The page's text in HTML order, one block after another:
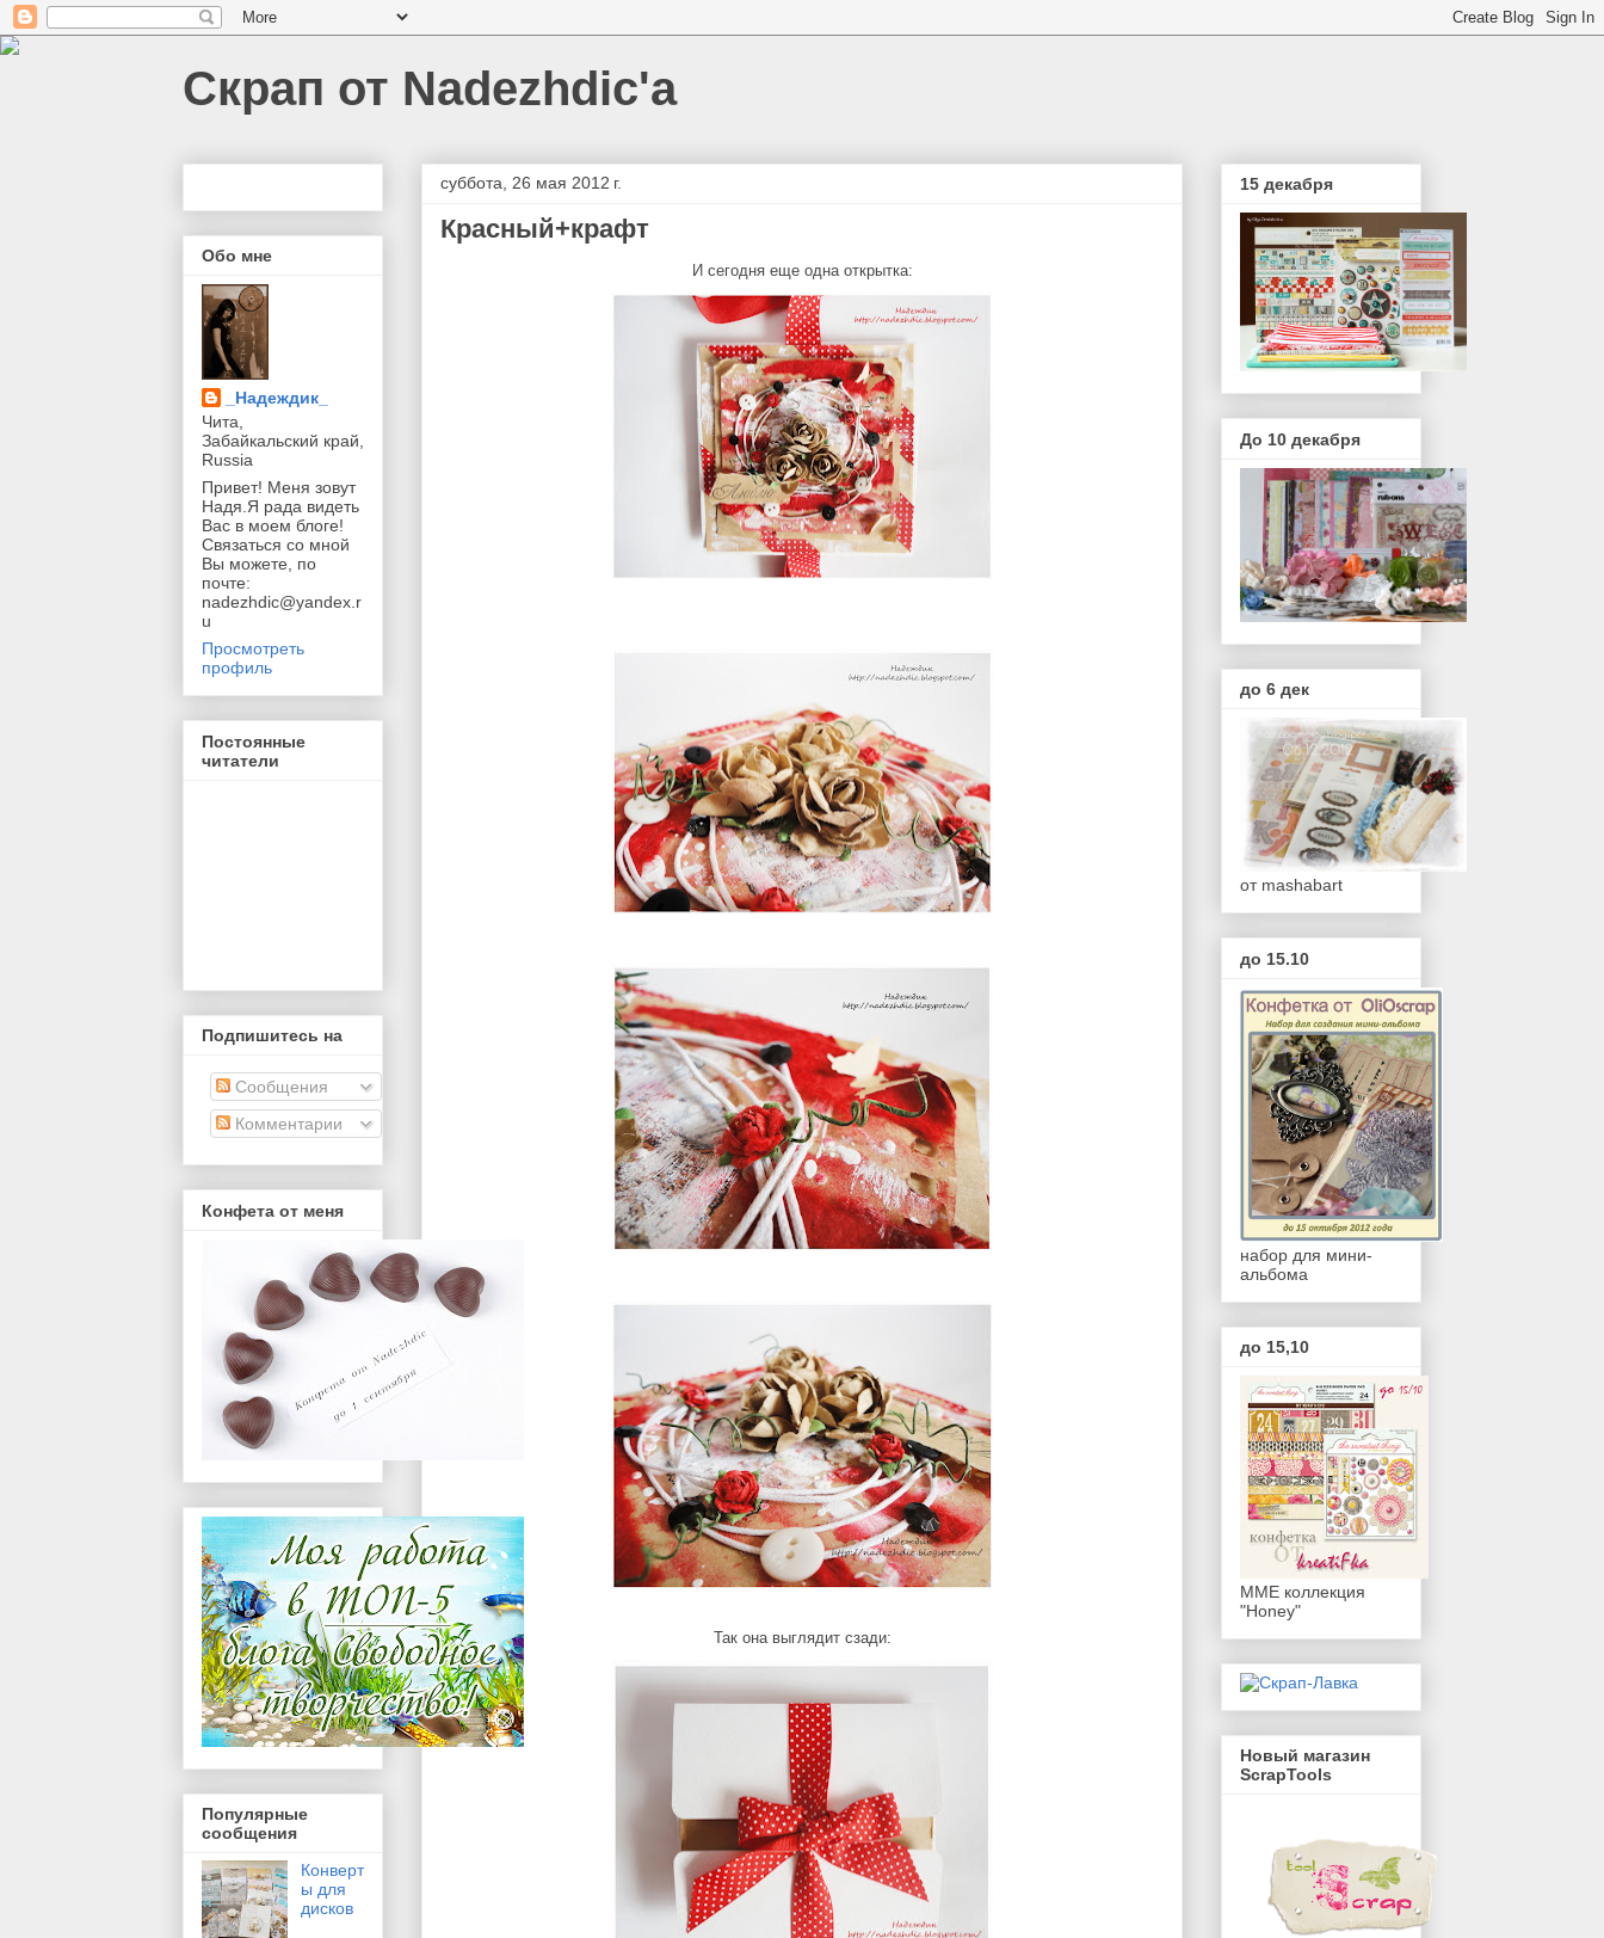
Скрап от Nadezhdic'а
суббота, 26 мая 2012 г.
Красный+крафт
И сегодня еще одна открытка:
Так она выглядит сзади:
Обо мне
_Надеждик_
Чита,
Забайкальский край,
Russia
Привет! Меня зовут
Надя.Я рада видеть
Вас в моем блоге!
Связаться со мной
Вы можете, по
почте:
nadezhdic@yandex.r
u
Просмотреть
профиль
Постоянные
читатели
Подпишитесь на
Сообщения
Комментарии
Конфета от меня
Популярные
сообщения
Конверт
ы для
дисков
15 декабря
До 10 декабря
до 6 дек
от mashabart
до 15.10
набор для мини-
альбома
до 15,10
ММЕ коллекция
"Honey"
Новый магазин
ScrapTools